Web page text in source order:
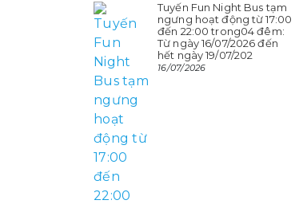
Tuyến Fun Night Bus tạm
ngưng hoạt động từ 17:00
đến 22:00 trong04 đêm:
Từ ngày 16/07/2026 đến
hết ngày 19/07/202
16/07/2026